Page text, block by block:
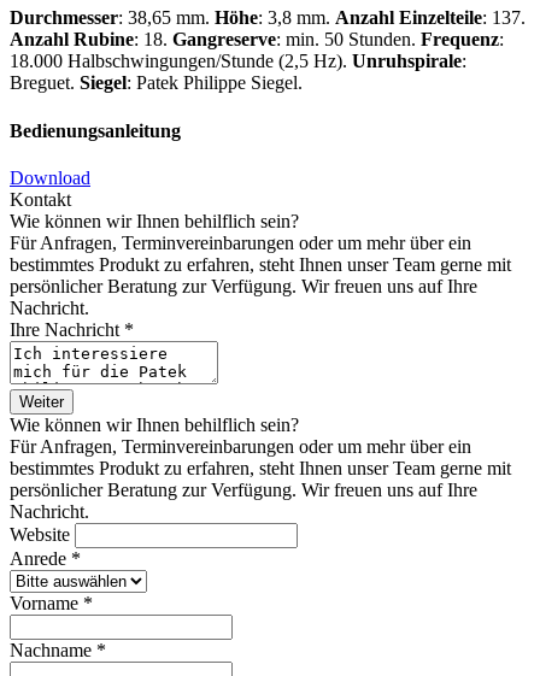
Durchmesser: 38,65 mm. Höhe: 3,8 mm. Anzahl Einzelteile: 137.
Anzahl Rubine: 18. Gangreserve: min. 50 Stunden. Frequenz:
18.000 Halbschwingungen/Stunde (2,5 Hz). Unruhspirale:
Breguet. Siegel: Patek Philippe Siegel.
Bedienungsanleitung
Download
Kontakt
Wie können wir Ihnen behilflich sein?
Für Anfragen, Terminvereinbarungen oder um mehr über ein
bestimmtes Produkt zu erfahren, steht Ihnen unser Team gerne mit
persönlicher Beratung zur Verfügung. Wir freuen uns auf Ihre
Nachricht.
Ihre Nachricht *
Weiter
Wie können wir Ihnen behilflich sein?
Für Anfragen, Terminvereinbarungen oder um mehr über ein
bestimmtes Produkt zu erfahren, steht Ihnen unser Team gerne mit
persönlicher Beratung zur Verfügung. Wir freuen uns auf Ihre
Nachricht.
Website
Anrede *
Vorname *
Nachname *